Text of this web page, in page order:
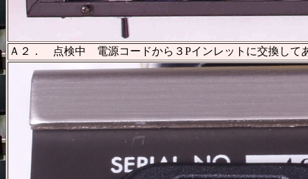
Ａ２． 点検中 電源コードから３Pインレットに交換して